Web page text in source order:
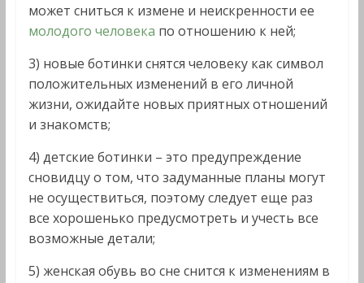
может сниться к измене и неискренности ее
молодого человека по отношению к ней;
3) новые ботинки снятся человеку как символ
положительных изменений в его личной
жизни, ожидайте новых приятных отношений
и знакомств;
4) детские ботинки – это предупреждение
сновидцу о том, что задуманные планы могут
не осуществиться, поэтому следует еще раз
все хорошенько предусмотреть и учесть все
возможные детали;
5) женская обувь во сне снится к изменениям в